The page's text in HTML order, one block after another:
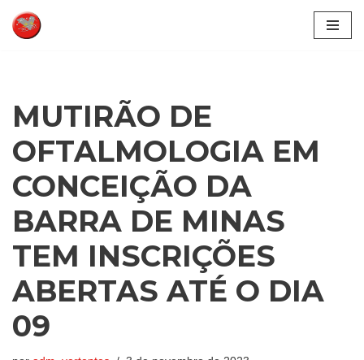
Pular
MUTIRÃO DE
OFTALMOLOGIA EM
CONCEIÇÃO DA
BARRA DE MINAS
TEM INSCRIÇÕES
ABERTAS ATÉ O DIA
09